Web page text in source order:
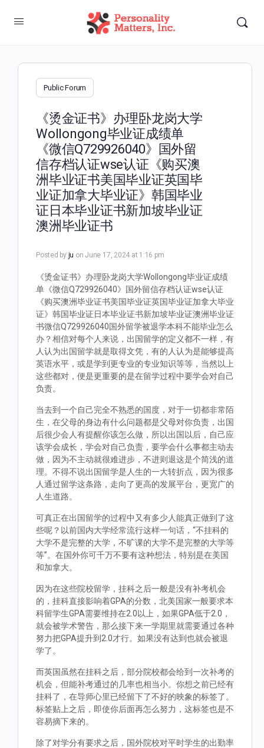
Public Forum
《烫金证书》办理卧龙岗大学
Wollongong毕业证成绩单
《微信Q729926040》国外留
信存档认证wse认证《购买澳
洲毕业证书美国毕业证英国毕
业证加拿大毕业证》韩国毕业
证日本毕业证书新加坡毕业证
澳洲毕业证书
Posted by ju on June 17, 2024 at 1:16 pm
《烫金证书》办理卧龙岗大学Wollongong毕业证成绩
单《微信Q729926040》国外留信存档认证wse认证
《购买澳洲毕业证书美国毕业证英国毕业证加拿大毕业
证》韩国毕业证日本毕业证书新加坡毕业证澳洲毕业证
书微信Q729926040国外留学被退学本科不能毕业怎么
办？相信对每个人来说，出国留学的定义都不一样，有
人认为出国留学就是取得文凭，有的人认为是能够提高
英语水平，或是学到更专业的专业知识等等，当然以上
这些都对，便是更重要的是在留学过程中要学会对自己
负责。
当去到一个自己完全不熟悉的国度，对于一切都非常陌
生，在父母的身边有什么问题都是父母对你负责，出国
后很少会人有提醒你该怎么做，所以出国以后，自己应
该学会成长，学会对自己负责，要学会什么事都主动去
做，因为不主动就很难进步，不进则退这是个简浅的道
理。不得不说出国留学是人生的一大转折点，因为很多
人通过留学这条路，走向了更高的发展平台，更宽广的
人生道路。
可真正在出国留学的过程中又有多少人能真正做到了这
些呢？以前国内大学经常流行这样一句话，“不挂科的
大学不是完整的大学，不旷课的大学不是完整的大学等
等”。在国外你可千万不要有这种想法，特别是在美国
和加拿大。
因为在这些院校留学，挂科之后一般是没有补考机会
的，挂科直接影响着GPA的分数，北美国家一般要求本
科留学生GPA需要维持在2.0以上，如果GPA低于2.0，
就会被学术警告，那么接下来一学期里就需要通过各种
努力把GPA提升到2.0才行。如果没有达到也就会被退
学了。
而英国虽然在挂科之后，部分院校都会给到一次补考的
机会，但能补考通过的几率也相当小。你想之前已经有
挂科了，在导师心里已经留下了不好的映象的标签了。
标签贴上之后，即使你后面再怎么努力，这标签也是不
容易摘下来的。
除了对学分有要求之后，国外院校对平时学生的出勤率